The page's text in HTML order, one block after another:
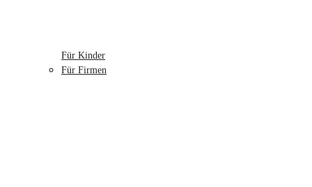
Für Kinder
Für Firmen